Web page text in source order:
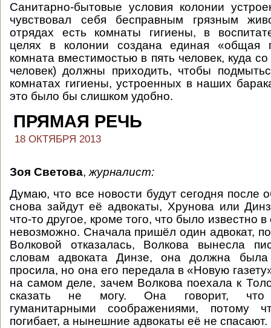
Санитарно-бытовые условия колонии
чувствовал себя бесправным грязным
отрядах есть комнаты гигиены, в
целях в колонии создана единая «общая
комната вместимостью в пять человек, куда
человек) должны приходить, чтобы
комнатах гигиены, устроенных в наших
это было бы слишком удобно.
ПРЯМАЯ РЕЧЬ
18 ОКТЯБРЯ 2013
Зоя Светова, журналист:
Думаю, что все новости будут сегодня после
снова зайдут её адвокаты, Хрунова или
что-то другое, кроме того, что было известно в
невозможно. Сначала пришёл один адвокат,
Волковой отказалась, Волкова вынесла
словам адвоката Динзе, она должна
просила, но она его передала в «Новую
на самом деле, зачем Волкова поехала к
сказать не могу. Она говорит, что
гуманитарными соображениями, потому
погибает, а нынешние адвокаты её не спасают.